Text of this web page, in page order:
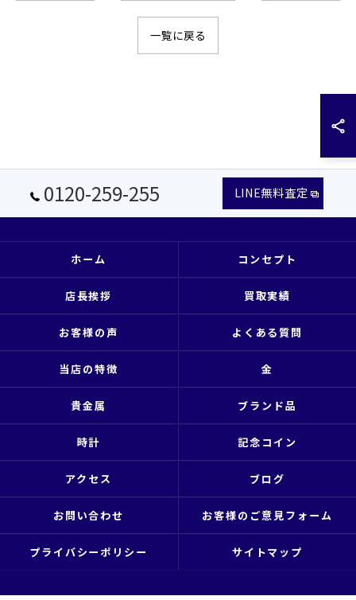
一覧に戻る
0120-259-255 LINE無料査定
ホーム コンセプト
店長挨拶 買取実績
お客様の声 よくある質問
当店の特徴 金
貴金属 ブランド品
時計 記念コイン
アクセス ブログ
お問い合わせ お客様のご意見フォーム
プライバシーポリシー サイトマップ